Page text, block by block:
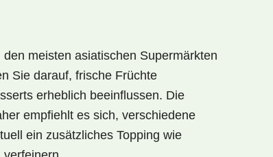
den meisten asiatischen Supermärkten
Sie darauf, frische Früchte
erheblich beeinflussen. Die
empfiehlt es sich, verschiedene
ein zusätzliches Topping wie